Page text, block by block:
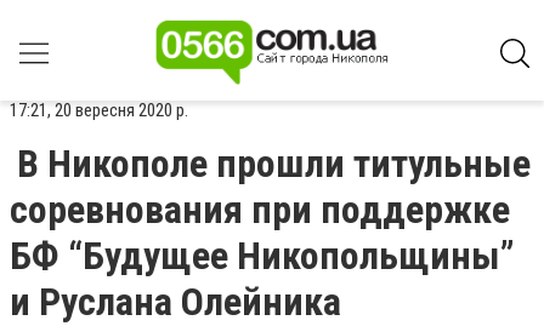
17:21, 20 вересня 2020 р.
В Никополе прошли титульные
соревнования при поддержке
БФ “Будущее Никопольщины”
и Руслана Олейника